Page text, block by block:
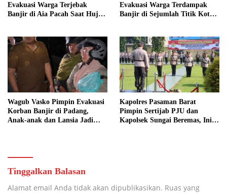
Evakuasi Warga Terjebak
Banjir di Aia Pacah Saat Hujan
Evakuasi Warga Terdampak
Banjir di Sejumlah Titik Kota
Wagub Vasko Pimpin Evakuasi
Korban Banjir di Padang,
Anak-anak dan Lansia Jadi
Kapolres Pasaman Barat
Pimpin Sertijab PJU dan
Kapolsek Sungai Beremas, Ini
Tinggalkan Balasan
Alamat email Anda tidak akan dipublikasikan. Ruas yang